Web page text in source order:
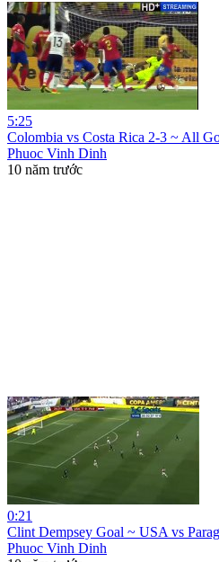
5:25
Colombia vs Costa Rica 2-3 ~ All
Phuoc Vinh Dinh
10 năm trước
0:21
Clint Dempsey Goal ~ USA vs
Phuoc Vinh Dinh